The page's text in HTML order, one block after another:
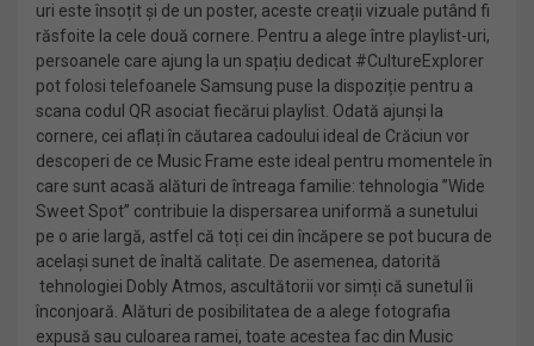
uri este însoțit și de un poster, aceste creații vizuale putând fi
răsfoite la cele două cornere. Pentru a alege între playlist-uri,
persoanele care ajung la un spațiu dedicat #CultureExplorer
pot folosi telefoanele Samsung puse la dispoziție pentru a
scana codul QR asociat fiecărui playlist. Odată ajunși la
cornere, cei aflați în căutarea cadoului ideal de Crăciun vor
descoperi de ce Music Frame este ideal pentru momentele în
care sunt acasă alături de întreaga familie: tehnologia ”Wide
Sweet Spot” contribuie la dispersarea uniformă a sunetului
pe o arie largă, astfel că toți cei din încăpere se pot bucura de
același sunet de înaltă calitate. De asemenea, datorită
tehnologiei Dobly Atmos, ascultătorii vor simți că sunetul îi
înconjoară. Alături de posibilitatea de a alege fotografia
expusă sau culoarea ramei, toate acestea fac din Music